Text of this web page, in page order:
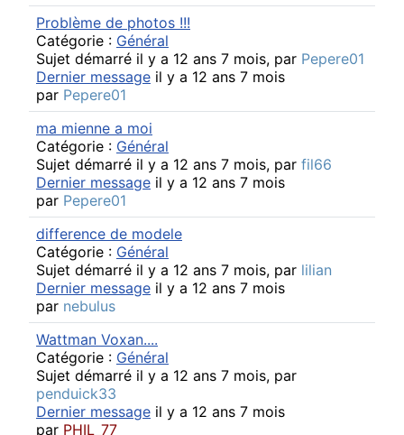
Problème de photos !!!
Catégorie : Général
Sujet démarré il y a 12 ans 7 mois, par Pepere01
Dernier message il y a 12 ans 7 mois
par Pepere01
ma mienne a moi
Catégorie : Général
Sujet démarré il y a 12 ans 7 mois, par fil66
Dernier message il y a 12 ans 7 mois
par Pepere01
difference de modele
Catégorie : Général
Sujet démarré il y a 12 ans 7 mois, par lilian
Dernier message il y a 12 ans 7 mois
par nebulus
Wattman Voxan....
Catégorie : Général
Sujet démarré il y a 12 ans 7 mois, par
penduick33
Dernier message il y a 12 ans 7 mois
par PHIL_77